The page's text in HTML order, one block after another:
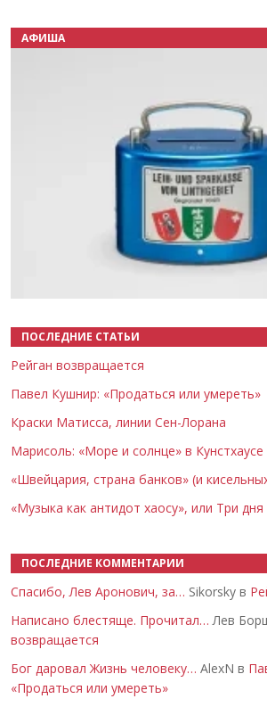
АФИША
ПОСЛЕДНИЕ СТАТЬИ
Рейган возвращается
Павел Кушнир: «Продаться или умереть»
Краски Матисса, линии Сен-Лорана
Марисоль: «Море и солнце» в
«Швейцария, страна банков» (и
«Музыка как антидот хаосу», или Три
ПОСЛЕДНИЕ КОММЕНТАРИИ
Спасибо, Лев Аронович, за… Sikorsky в
Написано блестяще. Прочитал… Лев
возвращается
Бог даровал Жизнь человеку… AlexN в
«Продаться или умереть»